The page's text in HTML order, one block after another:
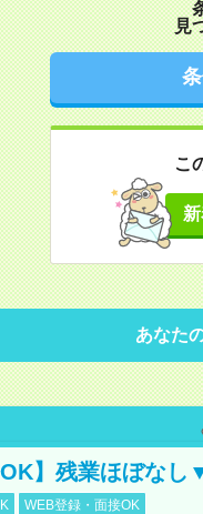
見
こ
あなた
OK】残業ほぼな
WEB登録・面接OK